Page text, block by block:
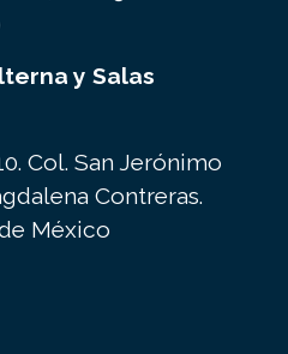
y Salas
Col. San Jerónimo
Contreras.
México